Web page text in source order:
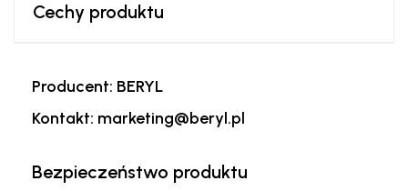
Cechy produktu
Producent: BERYL
Kontakt: marketing@beryl.pl
Bezpieczeństwo produktu